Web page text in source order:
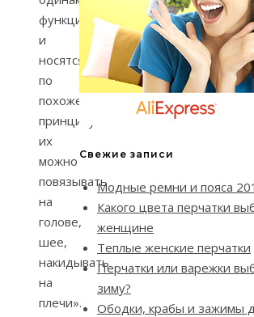
функции
и
носятся
по
похожему
принципу:
их
можно
повязывать
на
голове,
шее,
накидывать
на
плечи».
Свежие записи
Модные ремни и пояса
Какого цвета перчатки
женщине
Теплые женские перчатки
Перчатки или варежки
зиму?
Ободки, крабы и зажимы